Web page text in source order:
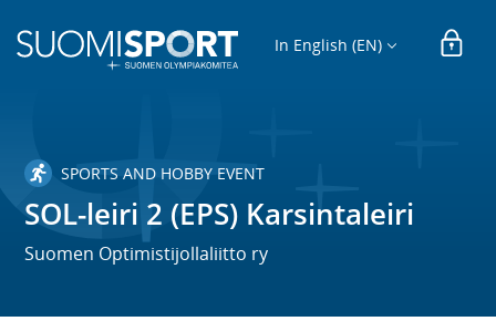
In English (EN)
SPORTS AND HOBBY EVENT
SOL-leiri 2 (EPS) Karsintaleiri
Suomen Optimistijollaliitto ry